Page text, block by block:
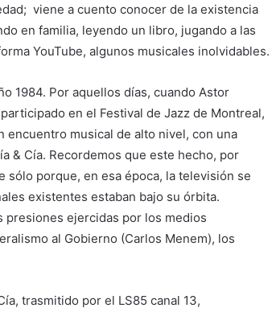
viene a cuento conocer de la existencia
en familia, leyendo un libro, jugando a las
YouTube, algunos musicales inolvidables.
1984. Por aquellos días, cuando Astor
en el Festival de Jazz de Montreal,
encuentro musical de alto nivel, con una
& Cía. Recordemos que este hecho, por
sólo porque, en esa época, la televisión se
existentes estaban bajo su órbita.
presiones ejercidas por los medios
al Gobierno (Carlos Menem), los
trasmitido por el LS85 canal 13,